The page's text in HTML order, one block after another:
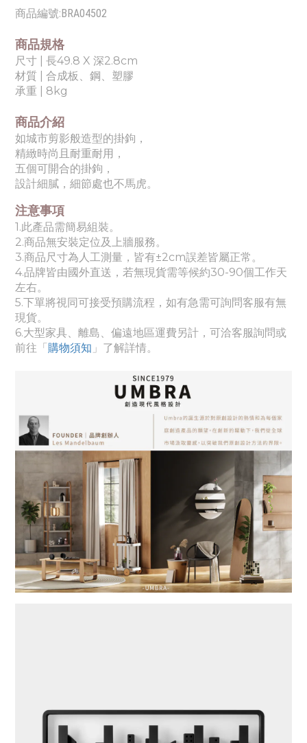
商品編號:BRA04502
商品規格
尺寸 | 長49.8 X 深2.8cm
材質 | 合成板、鋼、塑膠
承重
| 8kg
商品介紹
如城市剪影般造型的掛鉤，
精緻時尚且耐重耐用，
五個可開合的掛鉤，
設計細膩，細節處也不馬虎。
注意事項
1.此產品需簡易組裝。
2.商品無安裝定位及上牆服務。
3.商品尺寸為人工測量，皆有±2cm誤差皆屬正常。
4.品牌皆由國外直送，若無現貨需等候約30-90個工作天
左右。
5.下單將視同可接受預購流程，如有急需可詢問客服有無
現貨。
6.大型家具、離島、偏遠地區運費另計，可洽客服詢問或
前往「購物須知 」了解詳情。